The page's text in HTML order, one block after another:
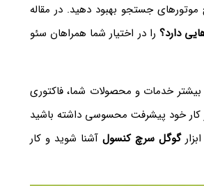
موتورهای جستجو بهبود دهید. در مقاله
دارد؟ را در اختیار شما همراهان سئو
خدمات و محصولات شما، فاکتوری
خود پیشرفت محسوسی داشته باشید
گوگل سرچ کنسول آشنا شوید و کار